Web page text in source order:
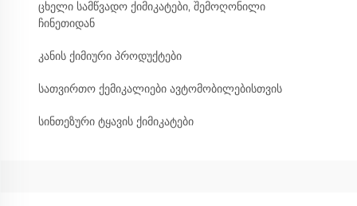
ცხელი სამწვადო ქიმიკატები, შემოღონილი
ჩინეთიდან
კანის ქიმიური პროდუქტები
სათვირთო ქემიკალიები ავტომობილებისთვის
სინთეზური ტყავის ქიმიკატები